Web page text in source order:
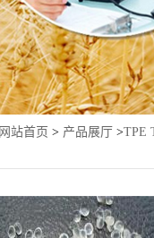
网站首页 > 产品展厅 >TPE